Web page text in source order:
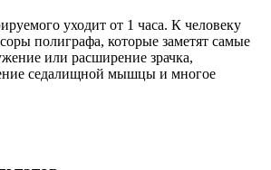
уходит от 1 часа. К человеку
полиграфа, которые заметят самые
или расширение зрачка,
седалищной мышцы и многое